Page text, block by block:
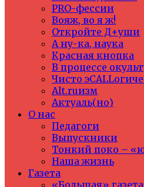
PRO-фессии
Вояж, во я ж!
Откройте Д+уши
А ну-ка, наука
Красная кнопка
В процессе
Чисто
Alt.ruизм
Актуаль(но)
О нас
Педагоги
Выпускники
Тонкий поко –
Наша жизнь
Газета
«Большая» газета